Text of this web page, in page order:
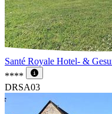
Santé Royale Hotel- &
****
DRSA03